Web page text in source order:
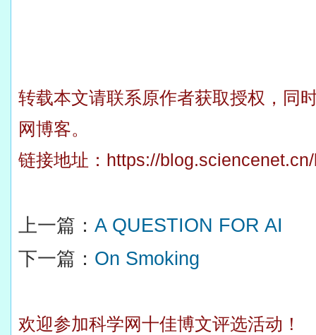
转载本文请联系原作者获取授权，同
网博客。
链接地址： https://
上一篇： A QUESTION FOR AI
下一篇： On Smoking
欢迎参加科学网十佳博文评选活动！